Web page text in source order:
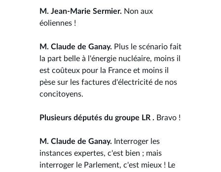
M. Jean-Marie Sermier. Non aux
éoliennes !
M. Claude de Ganay. Plus le scénario fait
la part belle à l'énergie nucléaire, moins il
est coûteux pour la France et moins il
pèse sur les factures d'électricité de nos
concitoyens.
Plusieurs députés du groupe LR . Bravo !
M. Claude de Ganay. Interroger les
instances expertes, c'est bien ; mais
interroger le Parlement, c'est mieux ! Le